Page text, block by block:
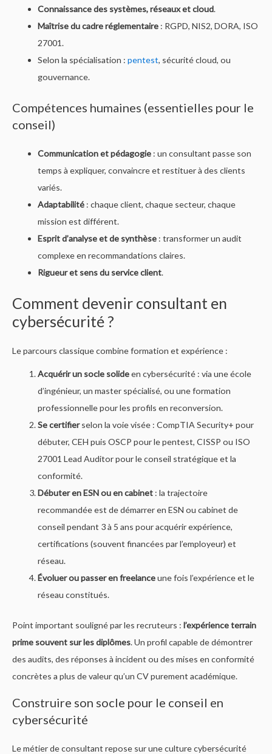
Connaissance des systèmes, réseaux et cloud.
Maîtrise du cadre réglementaire : RGPD, NIS2, DORA, ISO
27001.
Selon la spécialisation :pentest, sécurité cloud, ou
gouvernance.
Compétences humaines (essentielles pour le
conseil)
Communication et pédagogie : un consultant passe son
temps à expliquer, convaincre et restituer à des clients
variés.
Adaptabilité : chaque client, chaque secteur, chaque
mission est différent.
Esprit d’analyse et de synthèse : transformer un audit
complexe en recommandations claires.
Rigueur et sens du service client.
Comment devenir consultant en
cybersécurité ?
Le parcours classique combine formation et expérience :
Acquérir un socle solideen cybersécurité : via une école
d’ingénieur, un master spécialisé, ou une formation
professionnelle pour les profils en reconversion.
Se certifierselon la voie visée : CompTIA Security+ pour
débuter, CEH puis OSCP pour le pentest, CISSP ou ISO
27001 Lead Auditor pour le conseil stratégique et la
conformité.
Débuter en ESN ou en cabinet : la trajectoire
recommandée est de démarrer en ESN ou cabinet de
conseil pendant 3 à 5 ans pour acquérir expérience,
certifications (souvent financées par l’employeur) et
réseau.
Évoluer ou passer en freelanceune fois l’expérience et le
réseau constitués.
Point important souligné par les recruteurs : l’expérience terrain
prime souvent sur les diplômes. Un profil capable de démontrer
des audits, des réponses à incident ou des mises en conformité
concrètes a plus de valeur qu’un CV purement académique.
Construire son socle pour le conseil en
cybersécurité
Le métier de consultant repose sur une culture cybersécurité